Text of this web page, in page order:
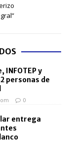
INFOTEP y
personas de
0
entrega